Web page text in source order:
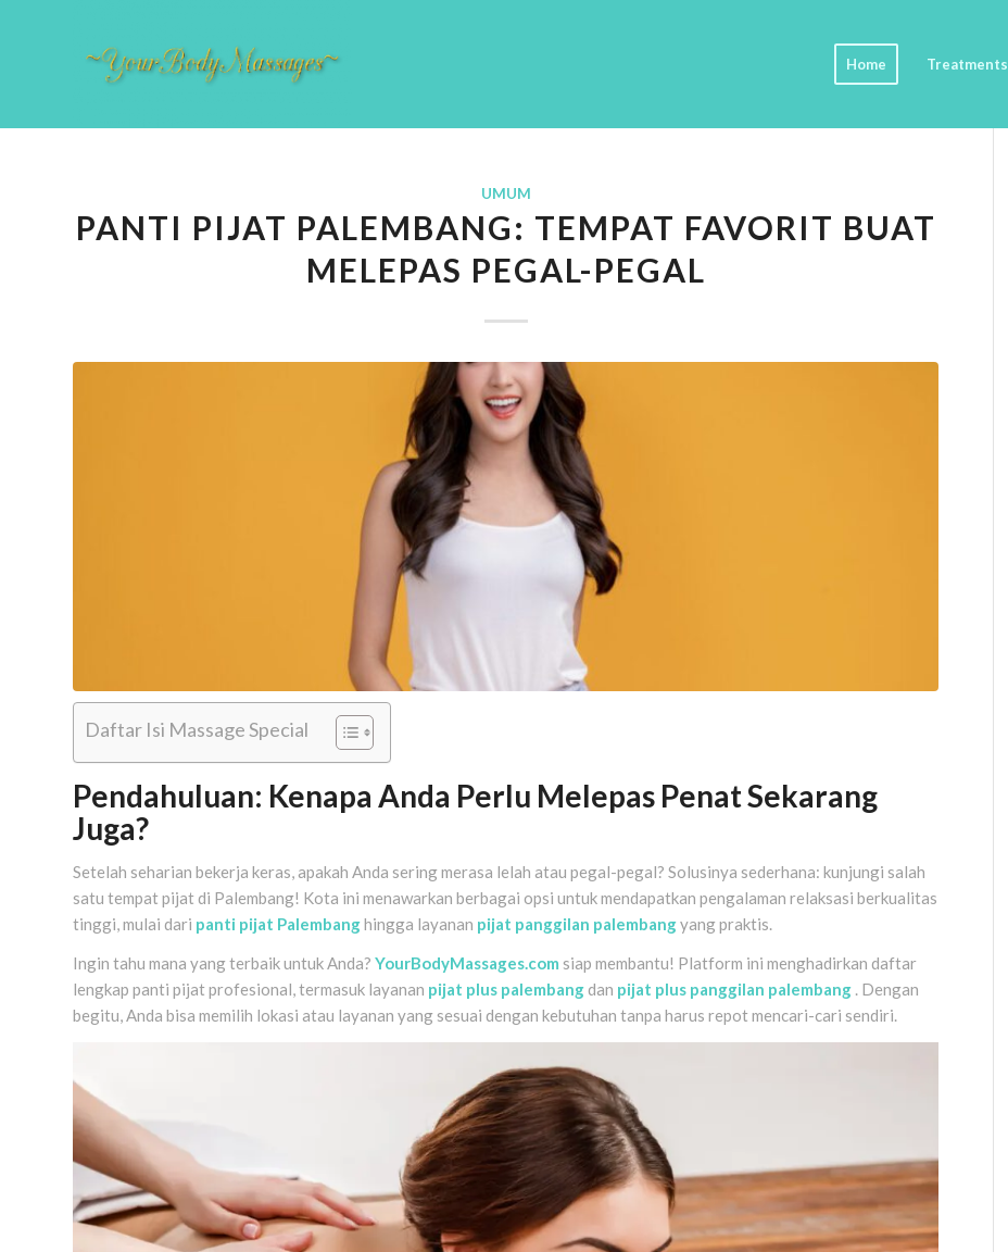
Home Treatments
UMUM
PANTI PIJAT PALEMBANG: TEMPAT FAVORIT BUAT
MELEPAS PEGAL-PEGAL
Daftar Isi Massage Special
Pendahuluan: Kenapa Anda Perlu Melepas Penat Sekarang
Juga?
Setelah seharian bekerja keras, apakah Anda sering merasa lelah atau pegal-pegal? Solusinya sederhana: kunjungi salah
satu tempat pijat di Palembang! Kota ini menawarkan berbagai opsi untuk mendapatkan pengalaman relaksasi berkualitas
tinggi, mulai dari panti pijat Palembanghingga layanan pijat panggilan palembangyang praktis.
Ingin tahu mana yang terbaik untuk Anda? YourBodyMassages.com siap membantu! Platform ini menghadirkan daftar
lengkap panti pijat profesional, termasuk layanan pijat plus palembang dan pijat plus panggilan palembang . Dengan
begitu, Anda bisa memilih lokasi atau layanan yang sesuai dengan kebutuhan tanpa harus repot mencari-cari sendiri.